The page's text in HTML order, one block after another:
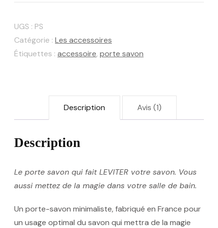
UGS : PS
Catégorie : Les accessoires
Étiquettes : accessoire, porte savon
Description Avis (1)
Description
Le porte savon qui fait LEVITER votre savon. Vous
aussi mettez de la magie dans votre salle de bain.
Un porte-savon minimaliste, fabriqué en France pour
un usage optimal du savon qui mettra de la magie